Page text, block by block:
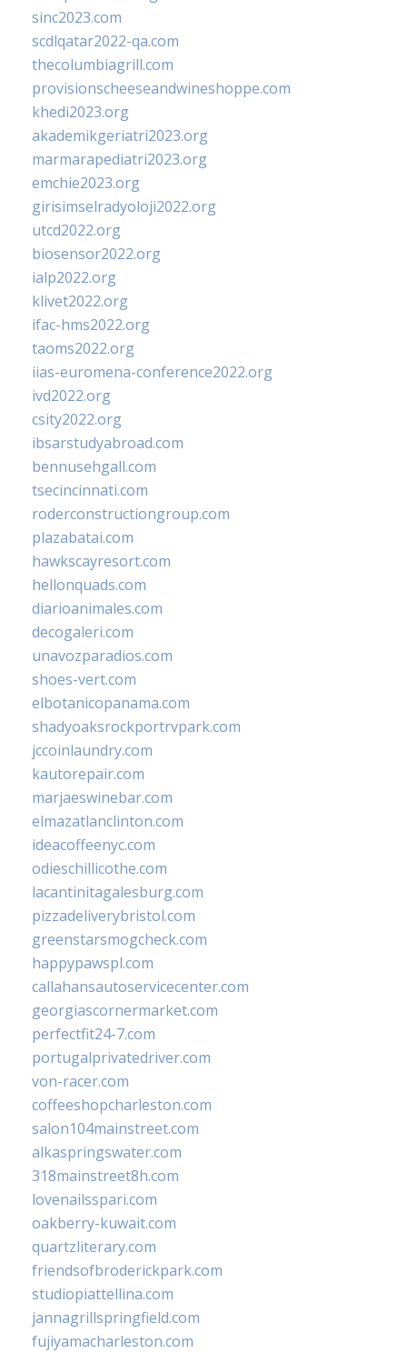
sinc2023.com
scdlqatar2022-qa.com
thecolumbiagrill.com
provisionscheeseandwineshoppe.com
khedi2023.org
akademikgeriatri2023.org
marmarapediatri2023.org
emchie2023.org
girisimselradyoloji2022.org
utcd2022.org
biosensor2022.org
ialp2022.org
klivet2022.org
ifac-hms2022.org
taoms2022.org
iias-euromena-conference2022.org
ivd2022.org
csity2022.org
ibsarstudyabroad.com
bennusehgall.com
tsecincinnati.com
roderconstructiongroup.com
plazabatai.com
hawkscayresort.com
hellonquads.com
diarioanimales.com
decogaleri.com
unavozparadios.com
shoes-vert.com
elbotanicopanama.com
shadyoaksrockportrvpark.com
jccoinlaundry.com
kautorepair.com
marjaeswinebar.com
elmazatlanclinton.com
ideacoffeenyc.com
odieschillicothe.com
lacantinitagalesburg.com
pizzadeliverybristol.com
greenstarsmogcheck.com
happypawspl.com
callahansautoservicecenter.com
georgiascornermarket.com
perfectfit24-7.com
portugalprivatedriver.com
von-racer.com
coffeeshopcharleston.com
salon104mainstreet.com
alkaspringswater.com
318mainstreet8h.com
lovenailsspari.com
oakberry-kuwait.com
quartzliterary.com
friendsofbroderickpark.com
studiopiattellina.com
jannagrillspringfield.com
fujiyamacharleston.com